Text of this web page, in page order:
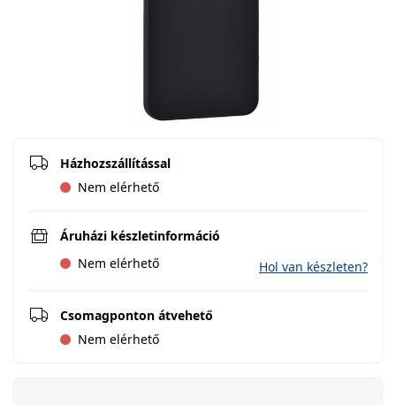
Házhozszállítással
Nem elérhető
Áruházi készletinformáció
Nem elérhető
Hol van készleten?
Csomagponton átvehető
Nem elérhető